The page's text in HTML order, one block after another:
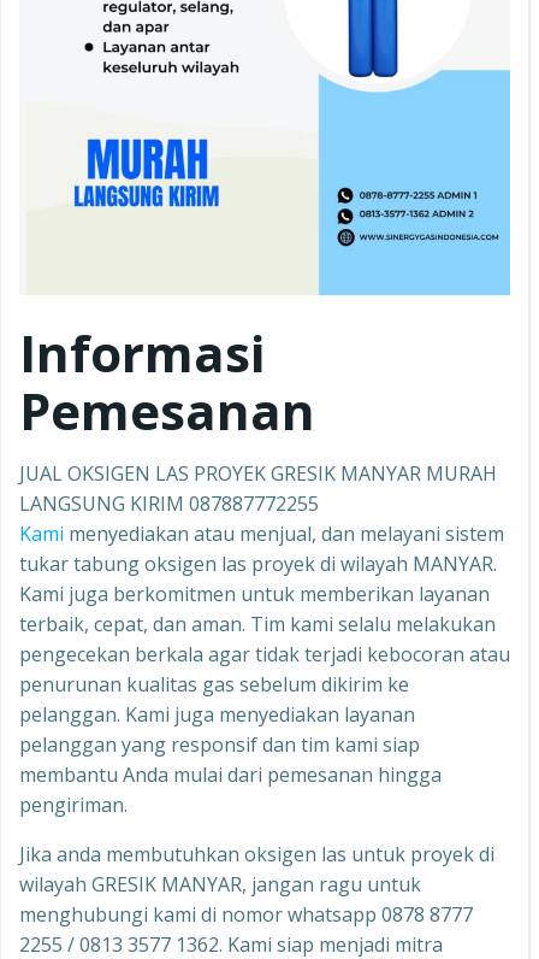
Informasi
Pemesanan
JUAL OKSIGEN LAS PROYEK GRESIK MANYAR MURAH
LANGSUNG KIRIM 087887772255
Kami menyediakan atau menjual, dan melayani sistem
tukar tabung oksigen las proyek di wilayah MANYAR.
Kami juga berkomitmen untuk memberikan layanan
terbaik, cepat, dan aman. Tim kami selalu melakukan
pengecekan berkala agar tidak terjadi kebocoran atau
penurunan kualitas gas sebelum dikirim ke
pelanggan. Kami juga menyediakan layanan
pelanggan yang responsif dan tim kami siap
membantu Anda mulai dari pemesanan hingga
pengiriman.
Jika anda membutuhkan oksigen las untuk proyek di
wilayah GRESIK MANYAR, jangan ragu untuk
menghubungi kami di nomor whatsapp 0878 8777
2255 / 0813 3577 1362. Kami siap menjadi mitra